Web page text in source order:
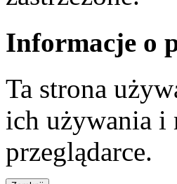
Informacje o
Ta strona
ich używania i
przeglądarce.